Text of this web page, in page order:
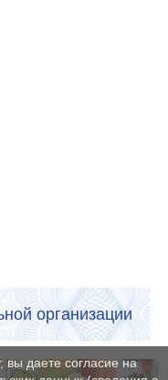
организации
вы даете согласие на